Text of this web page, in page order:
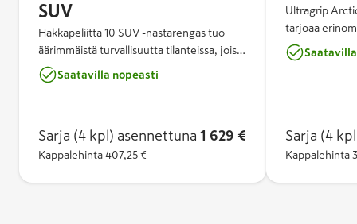
SUV
Hakkapeliitta 10 SUV -nastarengas tuo
äärimmäistä turvallisuutta tilanteissa, joissa
sitä eniten tarvitaan. Nokian Tyres
Hakkapeliitta 10 SUV on seuraavan
ajomukavuutta ja ympäristöystävällisyyttä.
Nokian Renkaiden tuplanastateknologia
Saatavilla nopeasti
Sarja (4 kpl) asennettuna 1 629 €
Kappalehinta 407,25 €
Ultragrip
tarjoaa
Arctic Eagle
nastan
suorituskyvyn
Sarja (4
Kappalehinta